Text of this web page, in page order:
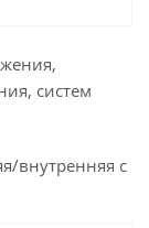
систем
внутренняя с